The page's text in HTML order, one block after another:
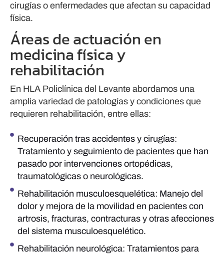
cirugías o enfermedades que afectan su capacidad
física.
Áreas de actuación en
medicina física y
rehabilitación
En HLA Policlínica del Levante abordamos una
amplia variedad de patologías y condiciones que
requieren rehabilitación, entre ellas:
Recuperación tras accidentes y cirugías:
Tratamiento y seguimiento de pacientes que han
pasado por intervenciones ortopédicas,
traumatológicas o neurológicas.
Rehabilitación musculoesquelética: Manejo del
dolor y mejora de la movilidad en pacientes con
artrosis, fracturas, contracturas y otras afecciones
del sistema musculoesquelético.
Rehabilitación neurológica: Tratamientos para